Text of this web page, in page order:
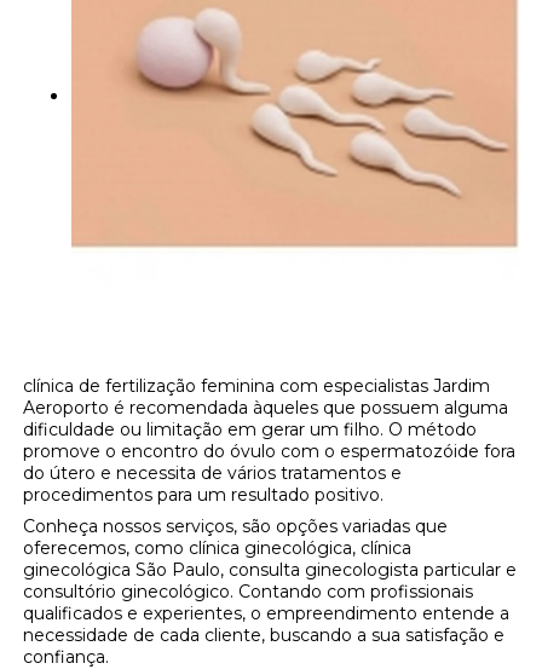
clínica de fertilização feminina com especialistas Jardim
Aeroporto é recomendada àqueles que possuem alguma
dificuldade ou limitação em gerar um filho. O método
promove o encontro do óvulo com o espermatozóide fora
do útero e necessita de vários tratamentos e
procedimentos para um resultado positivo.
Conheça nossos serviços, são opções variadas que
oferecemos, como clínica ginecológica, clínica
ginecológica São Paulo, consulta ginecologista particular e
consultório ginecológico. Contando com profissionais
qualificados e experientes, o empreendimento entende a
necessidade de cada cliente, buscando a sua satisfação e
confiança.